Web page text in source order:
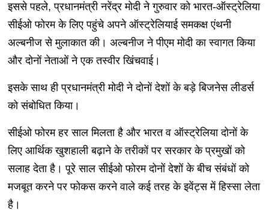
इससे पहले, प्रधानमंत्री नरेंद्र मोदी ने गुरुवार को भारत-ऑस्ट्रेलिया
सीईओ फोरम के लिए पहुंचे अपने ऑस्ट्रेलियाई समकक्ष एंथनी
अल्बनीज से मुलाकात की। अल्बनीज ने पीएम मोदी का स्वागत किया
और दोनों नेताओं ने एक तस्वीर खिंचवाई।
इसके साथ ही प्रधानमंत्री मोदी ने दोनों देशों के बड़े बिजनेस लीडर्स
को संबोधित किया।
सीईओ फोरम हर साल मिलता है और भारत व ऑस्ट्रेलिया दोनों के
लिए आर्थिक खुशहाली बढ़ाने के तरीकों पर सरकार के प्रमुखों को
सलाह देता है। पूरे साल सीईओ फोरम दोनों देशों के बीच संबंधों को
मजबूत करने पर फोकस करने वाले कई तरह के इवेंट्स में हिस्सा लेता
है।